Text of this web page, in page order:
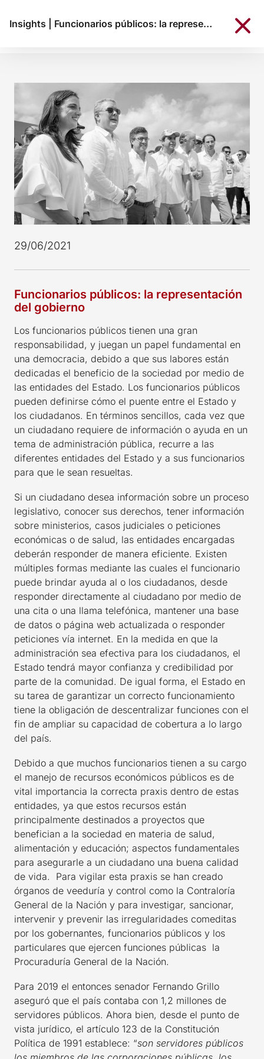
Insights Funcionarios públicos: la representación del gobierno
29/06/2021
Funcionarios públicos: la representación
del gobierno
Los funcionarios públicos tienen una gran
responsabilidad, y juegan un papel fundamental en
una democracia, debido a que sus labores están
dedicadas el beneficio de la sociedad por medio de
las entidades del Estado. Los funcionarios públicos
pueden definirse cómo el puente entre el Estado y
los ciudadanos. En términos sencillos, cada vez que
un ciudadano requiere de información o ayuda en un
tema de administración pública, recurre a las
diferentes entidades del Estado y a sus funcionarios
para que le sean resueltas.
Si un ciudadano desea información sobre un proceso
legislativo, conocer sus derechos, tener información
sobre ministerios, casos judiciales o peticiones
económicas o de salud, las entidades encargadas
deberán responder de manera eficiente. Existen
múltiples formas mediante las cuales el funcionario
puede brindar ayuda al o los ciudadanos, desde
responder directamente al ciudadano por medio de
una cita o una llama telefónica, mantener una base
de datos o página web actualizada o responder
peticiones vía internet. En la medida en que la
administración sea efectiva para los ciudadanos, el
Estado tendrá mayor confianza y credibilidad por
parte de la comunidad. De igual forma, el Estado en
su tarea de garantizar un correcto funcionamiento
tiene la obligación de descentralizar funciones con el
fin de ampliar su capacidad de cobertura a lo largo
del país.
Debido a que muchos funcionarios tienen a su cargo
el manejo de recursos económicos públicos es de
vital importancia la correcta praxis dentro de estas
entidades, ya que estos recursos están
principalmente destinados a proyectos que
benefician a la sociedad en materia de salud,
alimentación y educación; aspectos fundamentales
para asegurarle a un ciudadano una buena calidad
de vida. Para vigilar esta praxis se han creado
órganos de veeduría y control como la Contraloría
General de la Nación y para investigar, sancionar,
intervenir y prevenir las irregularidades comeditas
por los gobernantes, funcionarios públicos y los
particulares que ejercen funciones públicas la
Procuraduría General de la Nación.
Para 2019 el entonces senador Fernando Grillo
aseguró que el país contaba con 1,2 millones de
servidores públicos. Ahora bien, desde el punto de
vista jurídico, el artículo 123 de la Constitución
Política de 1991 establece: “son servidores públicos